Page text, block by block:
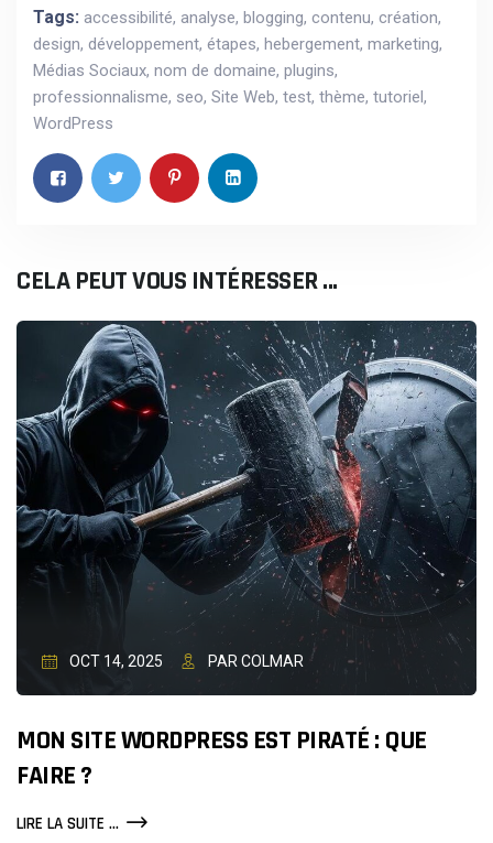
Tags: accessibilité, analyse, blogging, contenu, création,
design, développement, étapes, hebergement, marketing,
Médias Sociaux, nom de domaine, plugins,
professionnalisme, seo, Site Web, test, thème, tutoriel,
WordPress
CELA PEUT VOUS INTÉRESSER ...
OCT 14, 2025 PAR COLMAR
MON SITE WORDPRESS EST PIRATÉ : QUE
FAIRE ?
LIRE LA SUITE ...MON